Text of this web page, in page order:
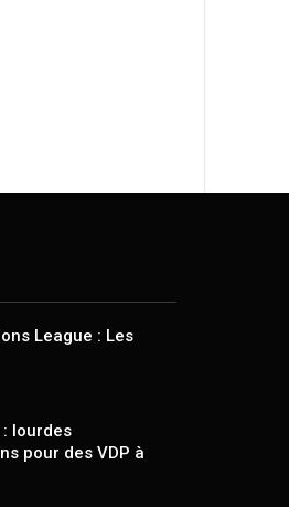
League : Les
: lourdes
pour des VDP à